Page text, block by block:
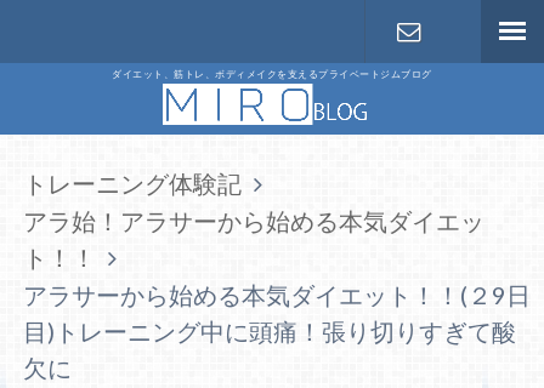
ダイエット、筋トレ、ボディメイクを支えるプライベートジムブログ
トレーニング体験記
アラ始！アラサーから始める本気ダイエッ
ト！！
アラサーから始める本気ダイエット！！(２9日
目)トレーニング中に頭痛！張り切りすぎて酸
欠に